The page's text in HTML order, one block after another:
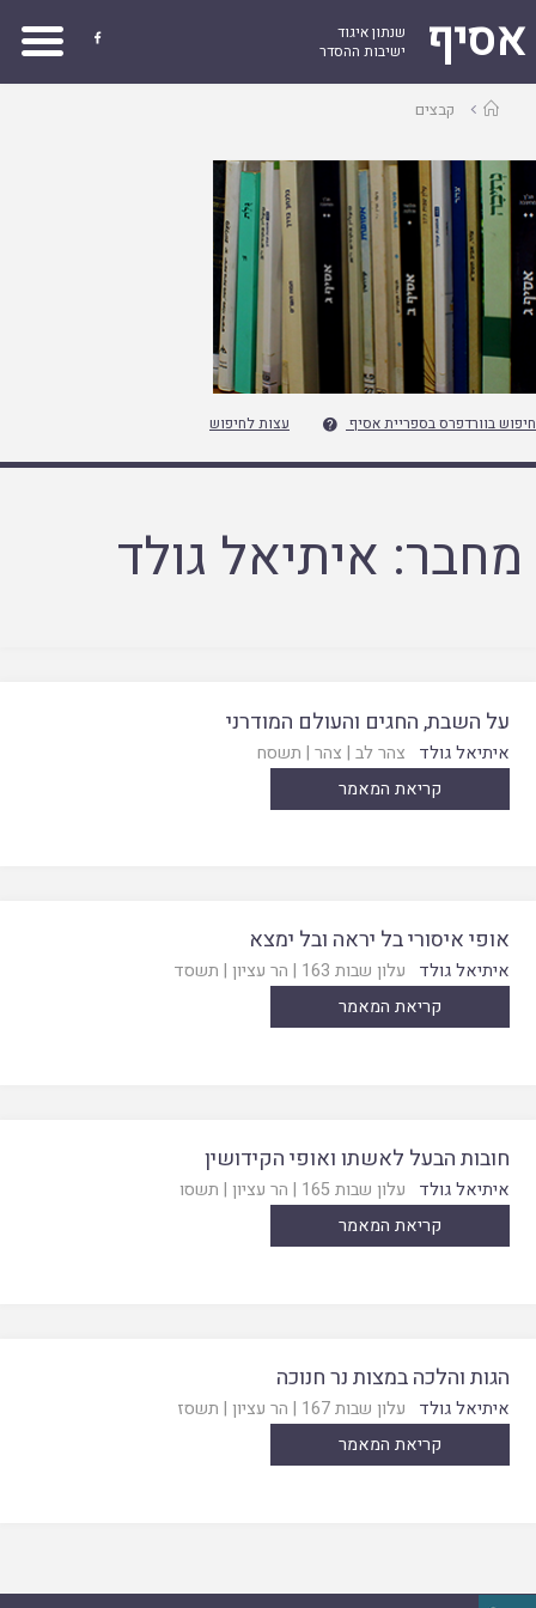
אסיף
שנתון איגוד
ישיבות ההסדר

עמודקבצים
חיפוש בוורדפרס בספריית אסיף  עצות לחיפוש
מחבר: איתיאל גולד
על השבת, החגים והעולם המודרני
איתיאל גולד צהר לב | צהר | תשסח
קריאת המאמר
אופי איסורי בל יראה ובל ימצא
איתיאל גולד עלון שבות 163 | הר עציון | תשסד
קריאת המאמר
חובות הבעל לאשתו ואופי הקידושין
איתיאל גולד עלון שבות 165 | הר עציון | תשסו
קריאת המאמר
הגות והלכה במצות נר חנוכה
איתיאל גולד עלון שבות 167 | הר עציון | תשסז
קריאת המאמר